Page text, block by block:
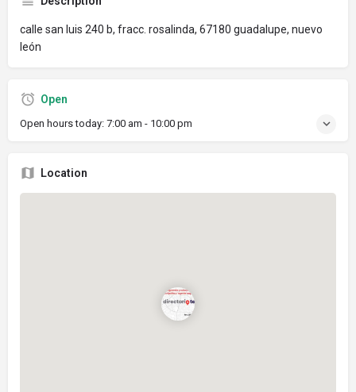
calle san luis 240 b, fracc. rosalinda, 67180 guadalupe, nuevo
león
Open
Open hours today: 7:00 am - 10:00 pm
Location